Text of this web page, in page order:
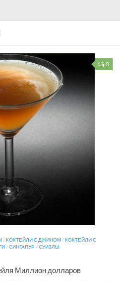
0
/ КОКТЕЙЛИ С ДЖИНОМ / КОКТЕЙЛИ С
/СИНГАПУР /СУИЗЛЫ
Миллион долларов